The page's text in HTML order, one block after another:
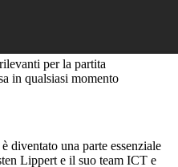
per la partita
in qualsiasi momento
diventato una parte essenziale
Lippert e il suo team ICT e